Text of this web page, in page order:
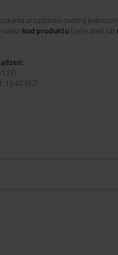
urządzenia naciśnij
wpisz kod produktu (zalecane) lub
1140382)